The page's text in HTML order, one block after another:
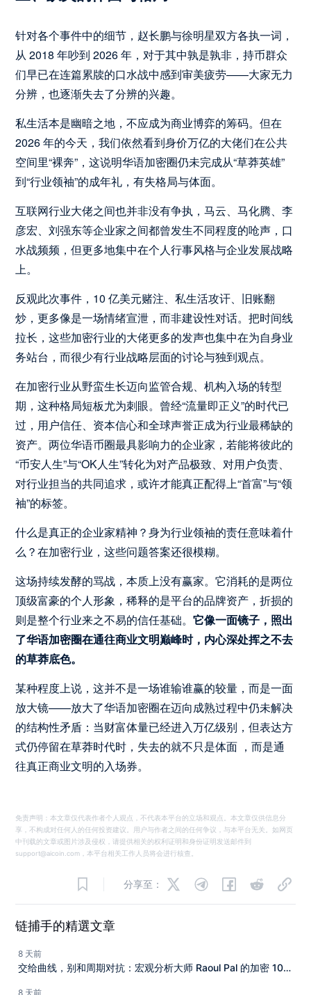
针对各个事件中的细节，赵长鹏与徐明星双方各执一词，
从 2018 年吵到 2026 年，对于其中孰是孰非，持币群众
们早已在连篇累牍的口水战中感到审美疲劳——大家无力
分辨，也逐渐失去了分辨的兴趣。
私生活本是幽暗之地，不应成为商业博弈的筹码。但在
2026 年的今天，我们依然看到身价万亿的大佬们在公共
空间里“裸奔”，这说明华语加密圈仍未完成从“草莽英雄”
到“行业领袖”的成年礼，有失格局与体面。
互联网行业大佬之间也并非没有争执，马云、马化腾、李
彦宏、刘强东等企业家之间都曾发生不同程度的呛声，口
水战频频，但更多地集中在个人行事风格与企业发展战略
上。
反观此次事件，10 亿美元赌注、私生活攻讦、旧账翻
炒，更多像是一场情绪宣泄，而非建设性对话。把时间线
拉长，这些加密行业的大佬更多的发声也集中在为自身业
务站台，而很少有行业战略层面的讨论与独到观点。
在加密行业从野蛮生长迈向监管合规、机构入场的转型
期，这种格局短板尤为刺眼。曾经“流量即正义”的时代已
过，用户信任、资本信心和全球声誉正成为行业最稀缺的
资产。两位华语币圈最具影响力的企业家，若能将彼此的
“币安人生”与“OK人生”转化为对产品极致、对用户负责、
对行业担当的共同追求，或许才能真正配得上“首富”与“领
袖”的标签。
什么是真正的企业家精神？身为行业领袖的责任意味着什
么？在加密行业，这些问题答案还很模糊。
这场持续发酵的骂战，本质上没有赢家。它消耗的是两位
顶级富豪的个人形象，稀释的是平台的品牌资产，折损的
则是整个行业来之不易的信任基础。它像一面镜子，照出
了华语加密圈在通往商业文明巅峰时，内心深处挥之不去
的草莽底色。
某种程度上说，这并不是一场谁输谁赢的较量，而是一面
放大镜——放大了华语加密圈在迈向成熟过程中仍未解决
的结构性矛盾：当财富体量已经进入万亿级别，但表达方
式仍停留在草莽时代时，失去的就不只是体面 ，而是通
往真正商业文明的入场券。
免责声明：本文章仅代表作者个人观点，不代表本平台的立场和观点。本文章仅供信息分
享，不构成对任何人的任何投资建议。用户与作者之间的任何争议，与本平台无关。如网页
中刊载的文章或图片涉及侵权，请提供相关的权利证明和身份证明发送邮件到
support@aicoin.com，本平台相关工作人员将会进行核查。
分享至：
链捕手的精選文章
8 天前
交给曲线，别和周期对抗：宏观分析大师 Raoul Pal 的加密 10
8 天前